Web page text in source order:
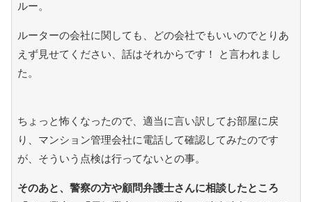
ルー。
ルーターの会社に関しても、どの会社でもいいのでとりあ
えず見せてください、話はそれからです！ と言われまし
た。
ちょっと怖くなったので、適当に言い訳してお部屋に戻
り、マンション管理会社に電話して確認してみたのです
が、そういう点検は行ってないとの事。
そのあと、警察の方や顧問弁護士さんに相談したところ